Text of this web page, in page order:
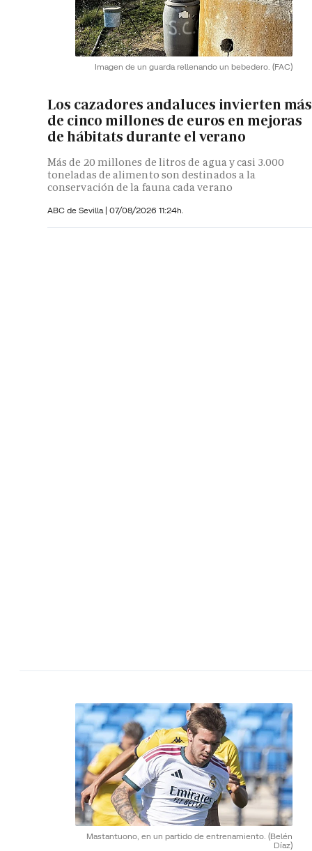
Imagen de un guarda rellenando un bebedero. (FAC)
Los cazadores andaluces invierten más
de cinco millones de euros en mejoras
de hábitats durante el verano
Más de 20 millones de litros de agua y casi 3.000
toneladas de alimento son destinados a la
conservación de la fauna cada verano
ABC de Sevilla | 07/08/2026 11:24h.
Mastantuono, en un partido de entrenamiento. (Belén
Díaz)